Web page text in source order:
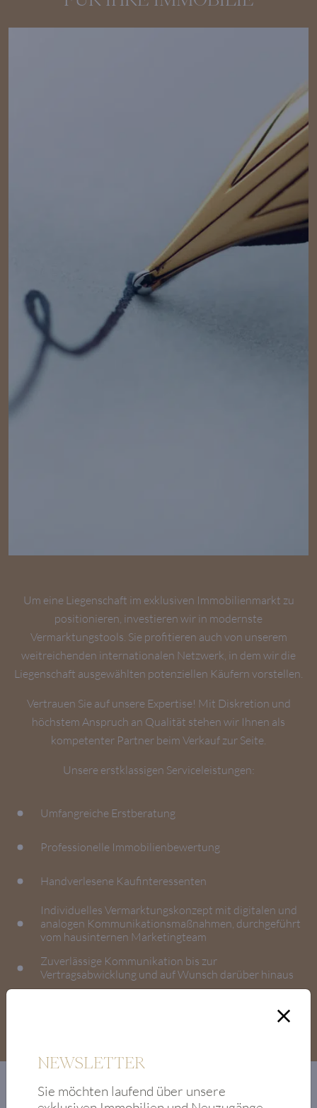
Um eine Liegenschaft im exklusiven Immobilienmarkt zu
positionieren, investieren wir in modernste
Vermarktungstools. Sie profitieren auch von unserem
weitreichenden internationalen Netzwerk, in dem wir die
Liegenschaft ausgewählten potenziellen Käufern vorstellen.
Vertrauen Sie auf unsere Expertise! Mit Diskretion und
höchstem Anspruch an Qualität stehen wir Ihnen als
kompetenter Partner beim Verkauf zur Seite.
Unsere erstklassigen Serviceleistungen:
Umfangreiche Erstberatung
Professionelle Immobilienbewertung
Handverlesene Kaufinteressenten
Individuelles Vermarktungskonzept mit digitalen und
analogen Kommunikationsmaßnahmen, durchgeführt
vom hausinternen Marketingteam
Zuverlässige Kommunikation bis zur
Vertragsabwicklung und auf Wunsch darüber hinaus
NEWSLETTER
Sie möchten laufend über unsere